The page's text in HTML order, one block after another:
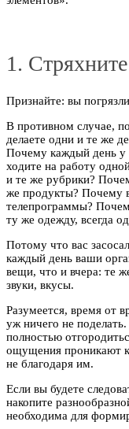
1.
Признайте: вы
В противном случае,
делаете одни и те же
Почему каждый день у
ходите на работу
и те же рубрики?
же продукты? Почему
телепрограммы?
ту же одежду, всегда
Потому что вас
каждый день ваши
вещи, что и вчера: те
звуки, вкусы.
Разумеется, время от
уж ничего не
полностью
ощущения проникают
не благодаря им.
Если вы будете
накопите
необходима для